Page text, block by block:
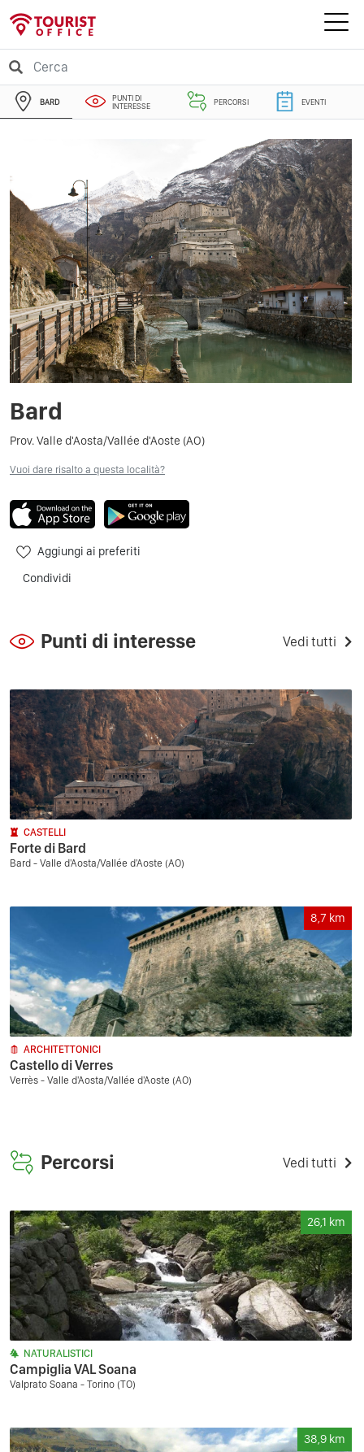
BARD
PUNTI DI
INTERESSE
PERCORSI EVENTI
Bard
Prov. Valle d'Aosta/Vallée d'Aoste (AO)
Vuoi dare risalto a questa località?
Aggiungi ai preferiti
Condividi
Punti di interesse Vedi tutti
CASTELLI
Forte di Bard
Bard - Valle d'Aosta/Vallée d'Aoste (AO)
8,7 km
ARCHITETTONICI
Castello di Verres
Verrès - Valle d'Aosta/Vallée d'Aoste (AO)
Percorsi Vedi tutti
26,1 km
NATURALISTICI
Campiglia VAL Soana
Valprato Soana - Torino (TO)
38,9 km